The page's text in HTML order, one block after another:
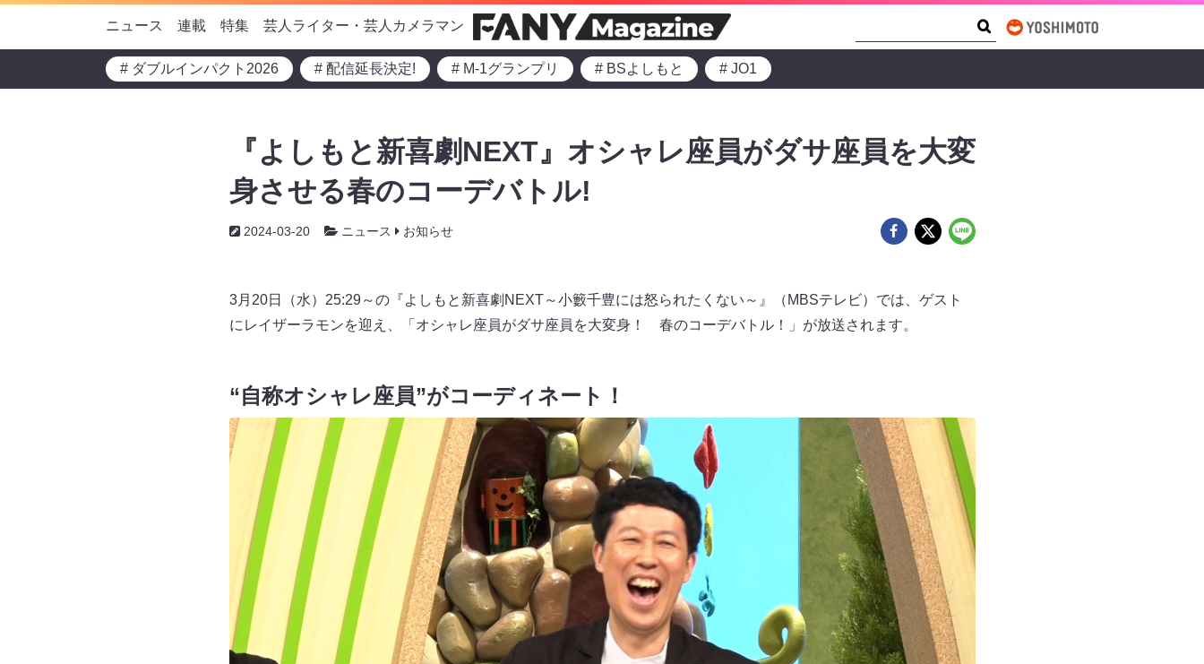
ニュース 連載 特集 芸人ライター・芸人カメラマン
# ダブルインパクト2026 # 配信延長決定! # M-1グランプリ # BSよしもと # JO1
『よしもと新喜劇NEXT』オシャレ座員がダサ座員を大変
身させる春のコーデバトル!
2024-03-20 ニュース お知らせ
3月20日（水）25:29～の『よしもと新喜劇NEXT～小籔千豊には怒られたくない～』（MBSテレビ）では、ゲスト
にレイザーラモンを迎え、「オシャレ座員がダサ座員を大変身！ 春のコーデバトル！」が放送されます。
“自称オシャレ座員”がコーディネート！